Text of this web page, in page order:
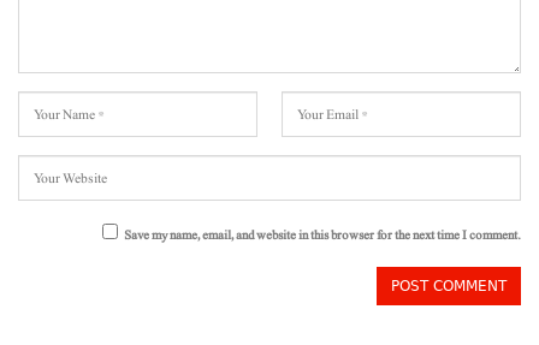
Save my name, email, and website in this browser for the next time I comment.